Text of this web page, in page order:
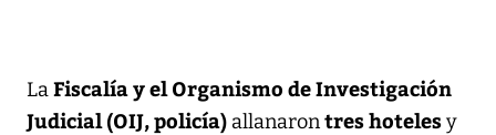
LaFiscalía y el Organismo de Investigación
Judicial (OIJ, policía) allanarontres hotelesy